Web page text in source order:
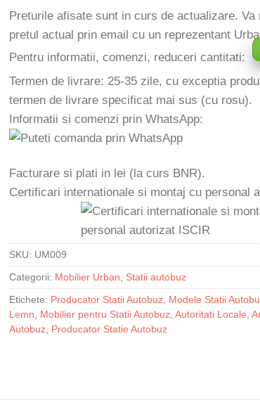
Preturile afisate sunt in curs de actualizare. Va
pretul actual prin email cu un reprezentant
Pentru informatii, comenzi, reduceri cantitati:
Termen de livrare: 25-35 zile, cu exceptia
termen de livrare specificat mai sus (cu rosu).
Informatii si comenzi prin WhatsApp:
Facturare si plati in lei (la curs BNR).
Certificari internationale si montaj cu personal
SKU: UM009
Categorii: Mobilier Urban Statii autobuz
Etichete: Producator Statii Autobuz Modele Statii
Lemn
Mobilier pentru Statii Autobuz Autoritati Locale
Autobuz
Producator Statie Autobuz